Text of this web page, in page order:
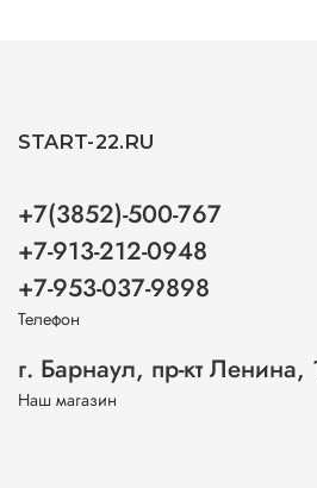
START-22.RU
+7(3852)-500-767
+7-913-212-0948
+7-953-037-9898
Телефон
г. Барнаул, пр-кт
Наш магазин